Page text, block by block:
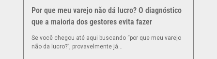
Por que meu varejo não dá lucro? O diagnóstico
que a maioria dos gestores evita fazer
Se você chegou até aqui buscando “por que meu varejo
não da lucro?”, provavelmente já…